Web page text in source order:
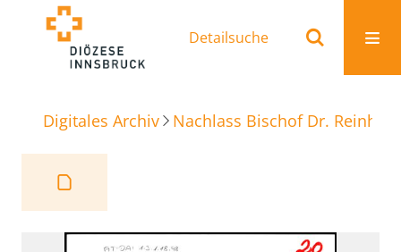
Detailsuche
Digitales Archiv Nachlass Bischof Dr.